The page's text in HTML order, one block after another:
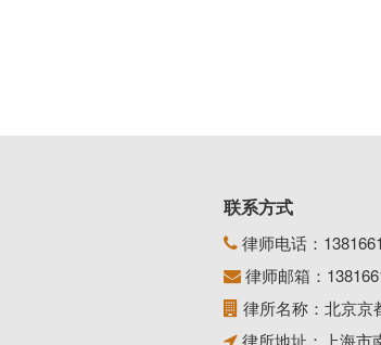
联系方式
律师电话：
律师邮箱：
律所名称：北京京
律所地址：上海市